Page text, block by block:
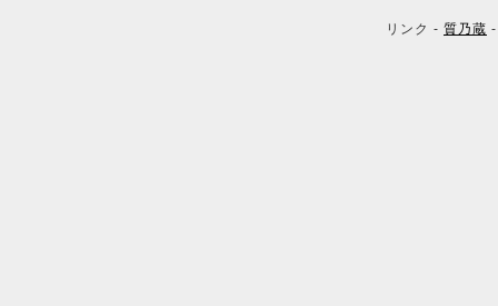
リンク - 質乃蔵